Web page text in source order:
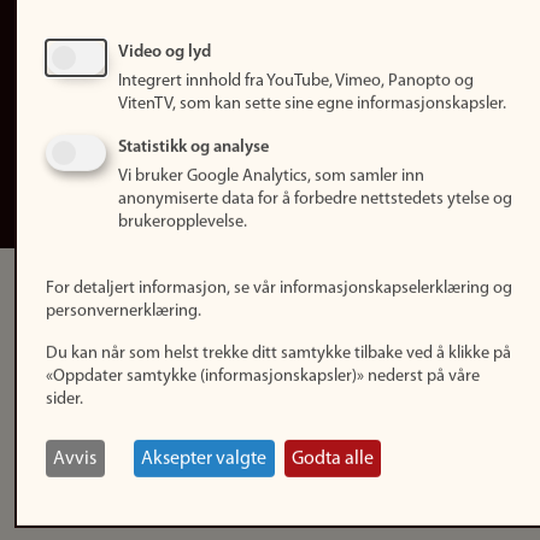
Tilgjengelighetserklæring
Rediger din ansattside
English
Video og lyd
Integrert innhold fra YouTube, Vimeo, Panopto og
VitenTV, som kan sette sine egne informasjonskapsler.
Statistikk og analyse
Vi bruker Google Analytics, som samler inn
anonymiserte data for å forbedre nettstedets ytelse og
brukeropplevelse.
For detaljert informasjon, se vår informasjonskapselerklæring og
personvernerklæring.
Du kan når som helst trekke ditt samtykke tilbake ved å klikke på
«Oppdater samtykke (informasjonskapsler)» nederst på våre
sider.
Avvis Aksepter valgte Godta alle